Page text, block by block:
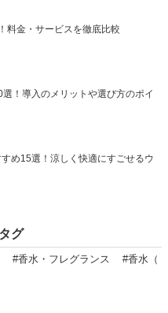
料金・サービスを徹底比較
！導入のメリットや選び方のポイ
め15選！涼しく快適にすごせるウ
グ
#香水・フレグランス
#香水（